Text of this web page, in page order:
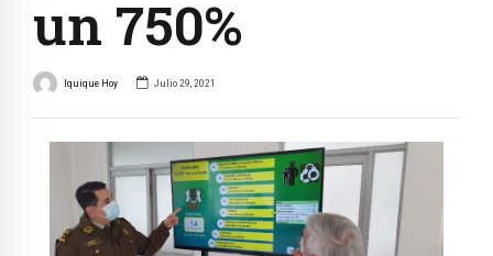
un 750%
Iquique Hoy Julio 29, 2021